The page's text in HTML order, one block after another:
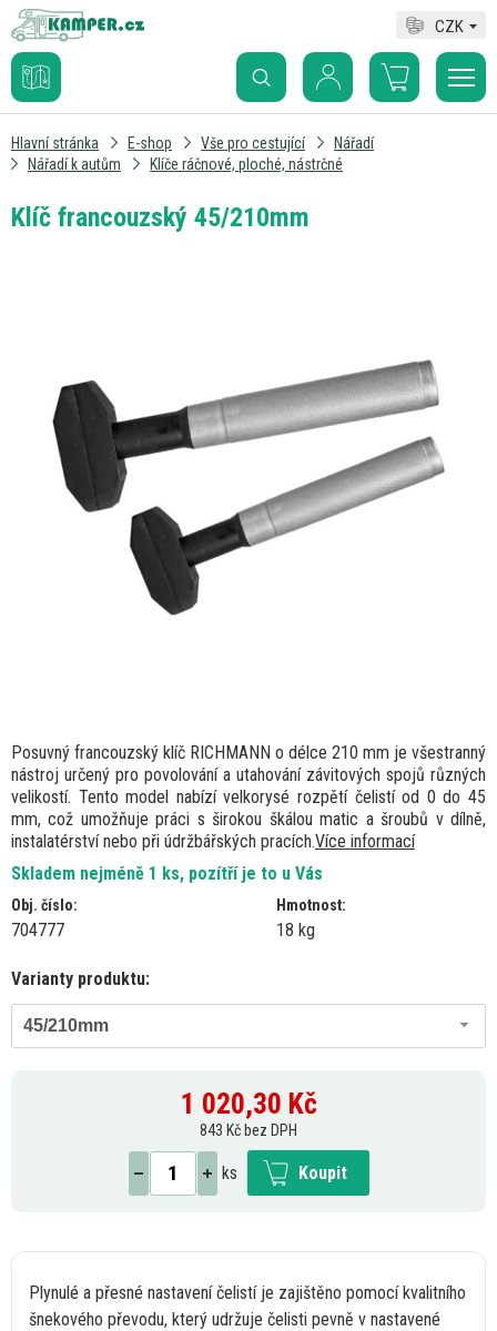
CZK
Hlavní stránka E-shop Vše pro cestující
Nářadí
Nářadí k autům
Klíče ráčnové, ploché, nástrčné
Klíč francouzský 45/210mm
Posuvný francouzský klíč RICHMANN o délce 210 mm je všestranný
nástroj určený pro povolování a utahování závitových spojů různých
velikostí. Tento model nabízí velkorysé rozpětí čelistí od 0 do 45
mm, což umožňuje práci s širokou škálou matic a šroubů v dílně,
instalatérství nebo při údržbářských pracích.Více informací
Skladem nejméně 1 ks, pozítří je to u Vás
Obj. číslo:
704777
Hmotnost:
18 kg
Varianty produktu:
45/210mm
1 020,30 Kč
843 Kč bez DPH
ks Koupit
Plynulé a přesné nastavení čelistí je zajištěno pomocí kvalitního
šnekového převodu, který udržuje čelisti pevně v nastavené